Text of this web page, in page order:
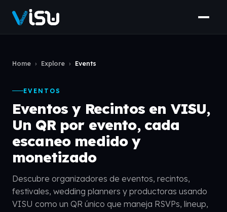
Home › Explore › Events
EVENTOS
Eventos y Recintos en VISU,
Un QR por evento, cada
escaneo medido y
monetizado
Descubre organizadores de eventos, recintos,
festivales, wedding planners y productoras usando
VISU como un QR único que maneja RSVPs, lineup,